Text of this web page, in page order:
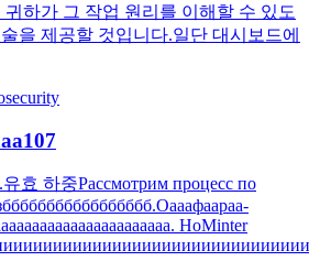
하가 그 작업 원리를 이해할 수 있도
을 제공할 것입니다.일단 대시보드에
security
유효 하중Рассмотрим процесс по
НоMinter